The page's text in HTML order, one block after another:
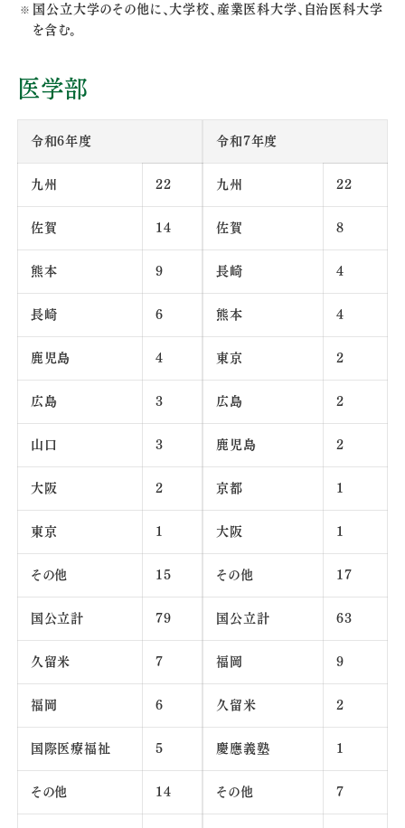
国公立大学のその他に、大学校、産業医科大学、自治医科大学
を含む。
医学部
令和6年度
九州 22
佐賀 14
熊本 9
長崎 6
鹿児島 4
広島 3
山口 3
大阪 2
東京 1
その他 15
国公立計 79
久留米 7
福岡 6
国際医療福祉 5
その他 14
令和7年度
九州 22
佐賀 8
長崎 4
熊本 4
東京 2
広島 2
鹿児島 2
京都 1
大阪 1
その他 17
国公立計 63
福岡 9
久留米 2
慶應義塾 1
その他 7